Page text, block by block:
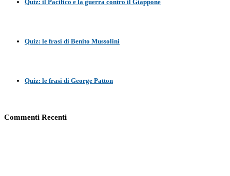
Quiz: il Pacifico e la guerra contro il Giappone
Quiz: le frasi di Benito Mussolini
Quiz: le frasi di George Patton
Commenti Recenti